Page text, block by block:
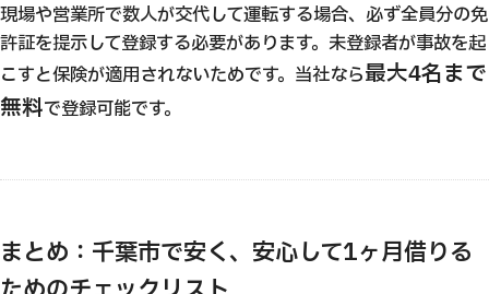
現場や営業所で数人が交代して運転する場合、必ず全員分の免
許証を提示して登録する必要があります。未登録者が事故を起
こすと保険が適用されないためです。当社なら最大4名まで
無料で登録可能です。
まとめ：千葉市で安く、安心して1ヶ月借りる